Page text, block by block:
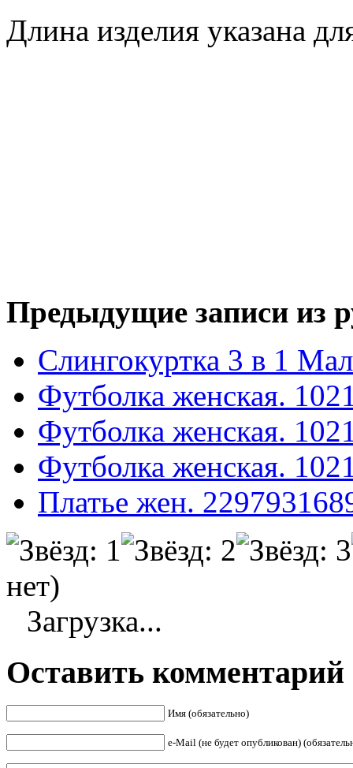
Длина изделия указана
Предыдущие записи из
Слингокуртка 3 в 1
Футболка женская.
Футболка женская.
Футболка женская.
Платье жен.
нет)
Загрузка...
Оставить комментарий
Имя (обязательно)
е-Mail (не будет опубликован)